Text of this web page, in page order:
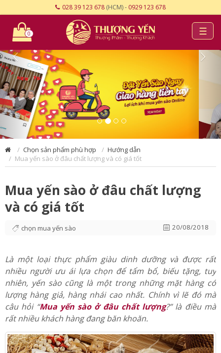
028 39 123 678 (HCM) - 0929 123 678
☰
0
Mua yến sào ở đâu chất lượng và có giá tốt
Mua yến sào ở đâu chất lượng
và có giá tốt
chọn mua yến sào 20/08/2018
Là một loại thực phẩm giàu dinh dưỡng và được rất
nhiều người ưu ái lựa chọn để tẩm bổ, biếu tặng, tuy
nhiên, yến sào cũng là một trong những mặt hàng có
lượng hàng giả, hàng nhái cao nhất. Chính vì lẽ đó mà
câu hỏi “Mua yến sào ở đâu chất lượng?” là điều mà
rất nhiều khách hàng đang băn khoăn.